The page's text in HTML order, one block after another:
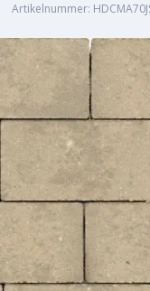
Artikelnummer: